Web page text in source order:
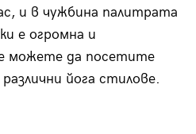
и в чужбина палитрата
е огромна и
можете да посетите
йога стилове.